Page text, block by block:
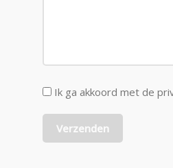
Ik ga akkoord met de